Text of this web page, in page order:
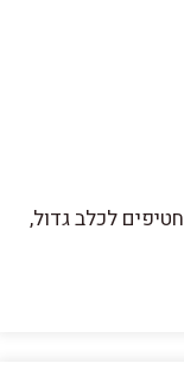
תוסף מפרקים DASUQUIN Nutramax חטיפים לכלב גדול,